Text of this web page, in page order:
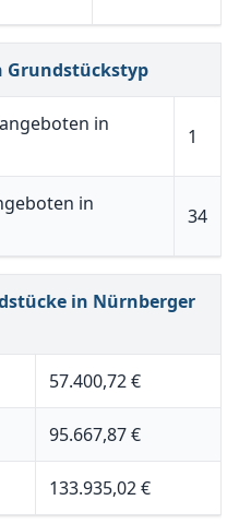
Grundstückstyp
in
1
in
34
in Nürnberger
57.400,72 €
95.667,87 €
133.935,02 €